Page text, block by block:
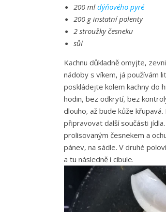
200 ml dýňového pyré
200 g instatní polenty
2 stroužky česneku
sůl
Kachnu důkladně omyjte,
nádoby s víkem, já používám
poskládejte kolem kachny do
hodin, bez odkrytí, bez
dlouho, až bude kůže
připravovat další součásti jídla.
prolisovaným česnekem a
pánev, na sádle. V druhé
a tu následně i cibule.